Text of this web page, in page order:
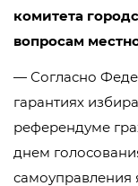
комитета
вопросам
— Согласно
гарантиях
референдуме
днем
самоуправления